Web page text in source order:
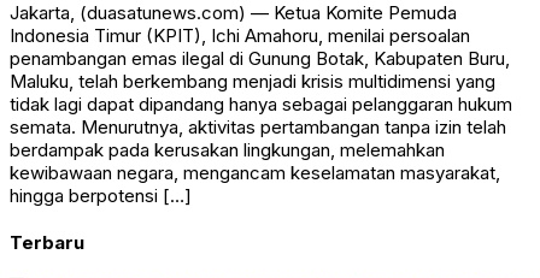
Jakarta, (duasatunews.com) — Ketua Komite Pemuda
Indonesia Timur (KPIT), Ichi Amahoru, menilai persoalan
penambangan emas ilegal di Gunung Botak, Kabupaten Buru,
Maluku, telah berkembang menjadi krisis multidimensi yang
tidak lagi dapat dipandang hanya sebagai pelanggaran hukum
semata. Menurutnya, aktivitas pertambangan tanpa izin telah
berdampak pada kerusakan lingkungan, melemahkan
kewibawaan negara, mengancam keselamatan masyarakat,
hingga berpotensi […]
Terbaru